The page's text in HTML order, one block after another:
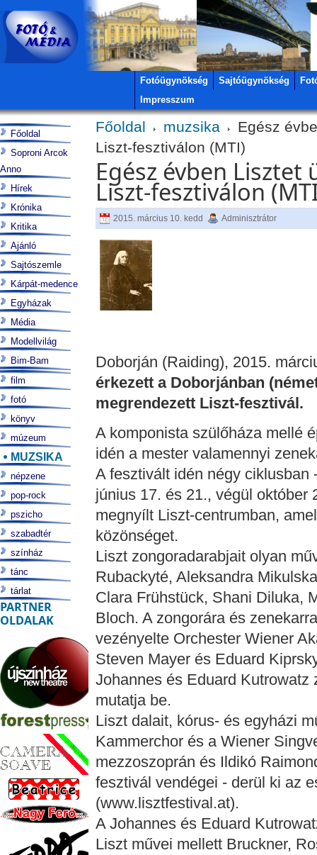
Fotóügynökség Sajtóügynökség
Impresszum
Főoldal muzsika
Egész
Liszt-fesztiválon (MTI)
Egész évben
Liszt-fesztiválon
2015. március 10. kedd Adminisztrátor
Doborján (Raiding), 2015.
érkezett a Doborjánban
megrendezett Liszt-fesztivál.
A komponista szülőháza mellé
idén a mester valamennyi
A fesztivált idén négy ciklusban
június 17. és 21., végül október
megnyílt Liszt-centrumban,
közönséget.
Liszt zongoradarabjait olyan
Rubackyté, Aleksandra
Clara Frühstück, Shani Diluka,
Bloch. A zongorára és
vezényelte Orchester Wiener
Steven Mayer és Eduard
Johannes és Eduard Kutrowatz
mutatja be.
Liszt dalait, kórus- és egyházi
Kammerchor és a Wiener
mezzoszoprán és Ildikó
fesztivál vendégei - derül ki az
(www.lisztfestival.at).
A Johannes és Eduard
Liszt művei mellett Bruckner,
Főoldal
Soproni Arcok
Anno
Hírek
Krónika
Kritika
Ajánló
Sajtószemle
Kárpát-medence
Egyházak
Média
Modellvilág
Bim-Bam
film
fotó
könyv
múzeum
MUZSIKA
népzene
pop-rock
pszicho
szabadtér
színház
tánc
tárlat
PARTNER
OLDALAK